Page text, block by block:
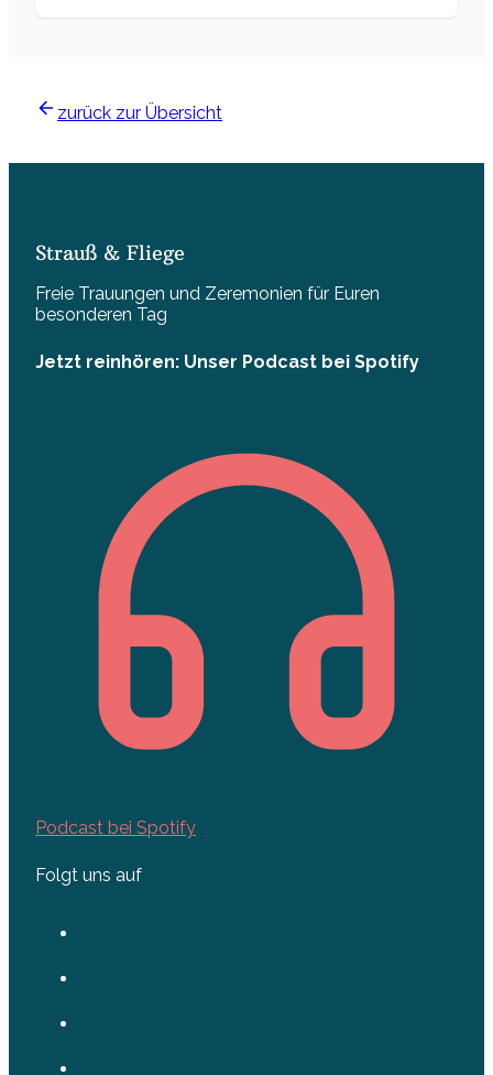
zurück zur Übersicht
Strauß & Fliege
Freie Trauungen und Zeremonien für Euren
besonderen Tag
Jetzt reinhören: Unser Podcast bei Spotify
Podcast bei Spotify
Folgt uns auf